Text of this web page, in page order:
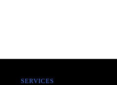
SERVICES